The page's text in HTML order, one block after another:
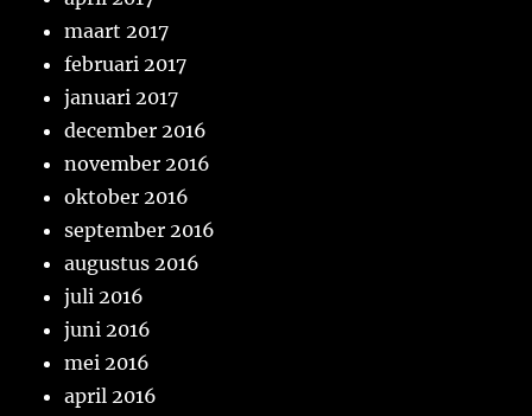
maart 2017
februari 2017
januari 2017
december 2016
november 2016
oktober 2016
september 2016
augustus 2016
juli 2016
juni 2016
mei 2016
april 2016